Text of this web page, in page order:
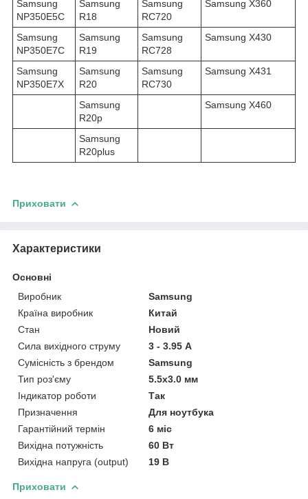
Samsung
NP350E5C
Samsung
R18
Samsung
RC720
Samsung X360
Samsung
NP350E7C
Samsung
R19
Samsung
RC728
Samsung X430
Samsung
NP350E7X
Samsung
R20
Samsung
RC730
Samsung X431
Samsung
R20p
Samsung X460
Samsung
R20plus
Приховати
Характеристики
Основні
Виробник
Samsung
Країна виробник
Китай
Стан
Новий
Сила вихідного струму
3 - 3.95 А
Сумісність з брендом
Samsung
Тип роз'єму
5.5x3.0 мм
Індикатор роботи
Так
Призначення
Для ноутбука
Гарантійний термін
6 міс
Вихідна потужність
60 Вт
Вихідна напруга (output)
19 В
Приховати